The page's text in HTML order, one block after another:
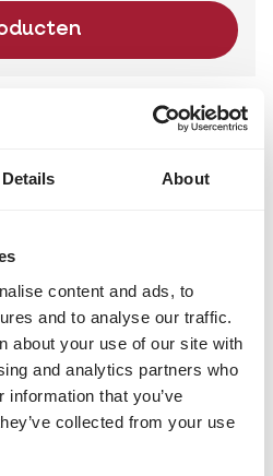
Details About
content and ads, to
and to analyse our traffic.
about your use of our site with
and analytics partners who
that you’ve
collected from your use